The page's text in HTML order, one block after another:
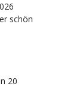
schön
20